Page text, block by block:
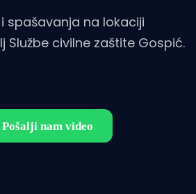
spašavanja na lokaciji
Službe civilne zaštite Gospić.